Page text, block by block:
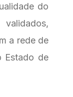
do
a rede de
Estado de